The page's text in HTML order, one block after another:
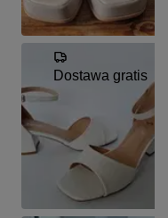
Dostawa gratis